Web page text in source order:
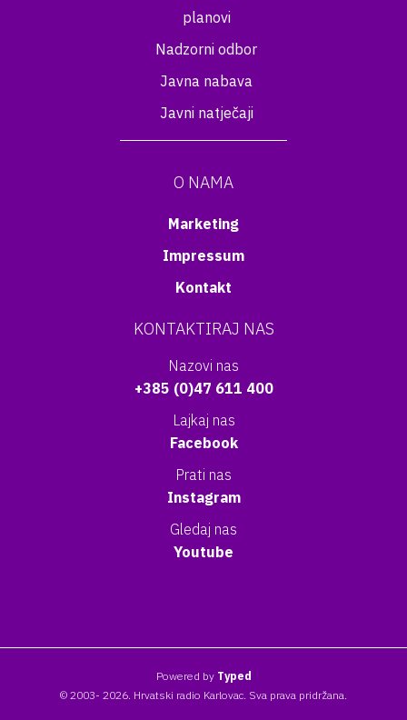
planovi
Nadzorni odbor
Javna nabava
Javni natječaji
O NAMA
Marketing
Impressum
Kontakt
KONTAKTIRAJ NAS
Nazovi nas
+385 (0)47 611 400
Lajkaj nas
Facebook
Prati nas
Instagram
Gledaj nas
Youtube
Powered by Typed
© 2003- 2026. Hrvatski radio Karlovac. Sva prava pridržana.